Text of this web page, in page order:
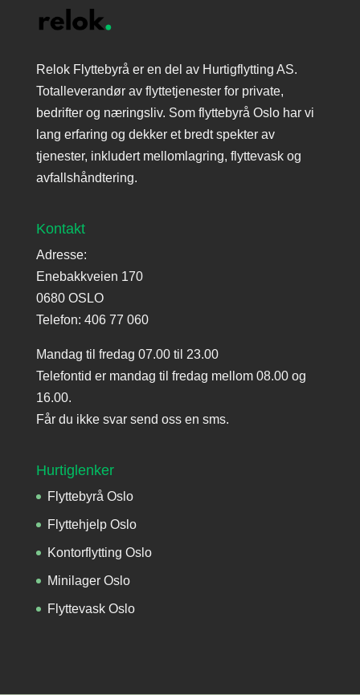
Relok Flyttebyrå er en del av Hurtigflytting AS.
Totalleverandør av flyttetjenester for private,
bedrifter og næringsliv. Som flyttebyrå Oslo har vi
lang erfaring og dekker et bredt spekter av
tjenester, inkludert mellomlagring, flyttevask og
avfallshåndtering.
Kontakt
Adresse:
Enebakkveien 170
0680 OSLO
Telefon: 406 77 060
Mandag til fredag 07.00 til 23.00
Telefontid er mandag til fredag mellom 08.00 og
16.00.
Får du ikke svar send oss en sms.
Hurtiglenker
Flyttebyrå Oslo
Flyttehjelp Oslo
Kontorflytting Oslo
Minilager Oslo
Flyttevask Oslo